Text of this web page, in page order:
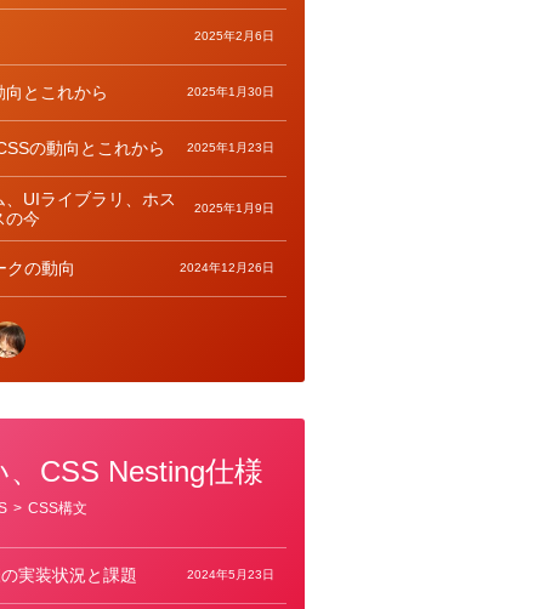
2025年2月6日
向とこれから 2025年1月30日
の動向とこれから 2025年1月23日
UIライブラリ、ホス
の今
2025年1月9日
クの動向 2024年12月26日
CSS Nesting仕様
> CSS構文
実装状況と課題 2024年5月23日